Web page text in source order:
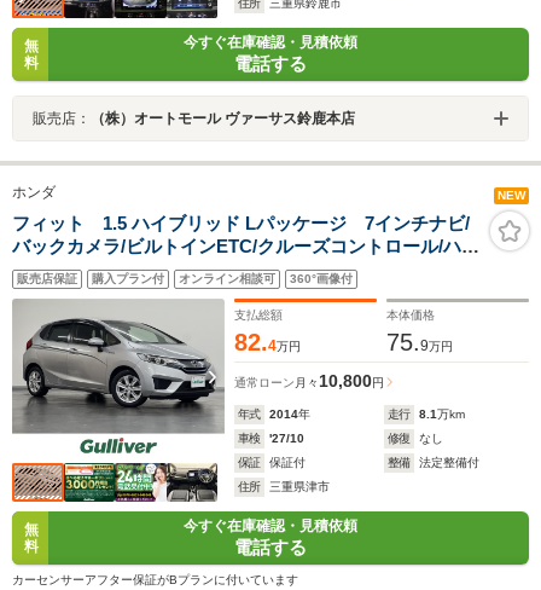
住所
三重県鈴鹿市
無
料
今すぐ在庫確認・見積依頼
電話する
販売店： （株）オートモール ヴァーサス鈴鹿本店
ホンダ NEW
フィット 1.5 ハイブリッド Lパッケージ 7インチナビ/
バックカメラ/ビルトインETC/クルーズコントロール/ハー
フレザーシート/オートライト/LEDヘッドライト/ステアリ
ングスイッチ/オートエアコン/VSA/プッシュスタート/電
動格納ミラー
販売店保証 購入プラン付 オンライン相談可 360°画像付
支払総額
82.4万円
本体価格
75.9万円
通常ローン 月々 10,800円
年式 2014年 走行 8.1万km
車検
'27/10 修復
なし
保証
保証付 整備
法定整備付
住所
三重県津市
無
料
今すぐ在庫確認・見積依頼
電話する
カーセンサーアフター保証がBプランに付いています